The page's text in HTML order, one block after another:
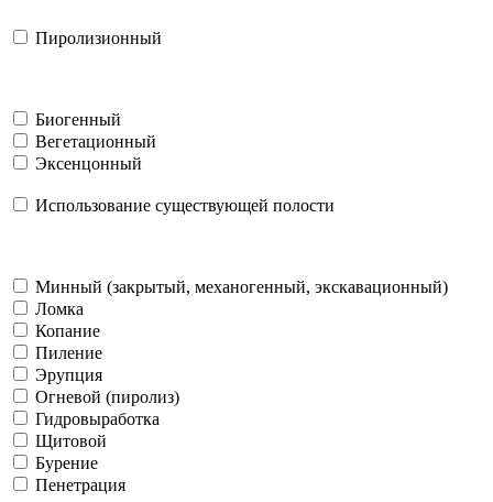
Пиролизионный
Биогенный
Вегетационный
Эксенцонный
Использование существующей полости
Минный (закрытый, механогенный, экскавационный)
Ломка
Копание
Пиление
Эрупция
Огневой (пиролиз)
Гидровыработка
Щитовой
Бурение
Пенетрация